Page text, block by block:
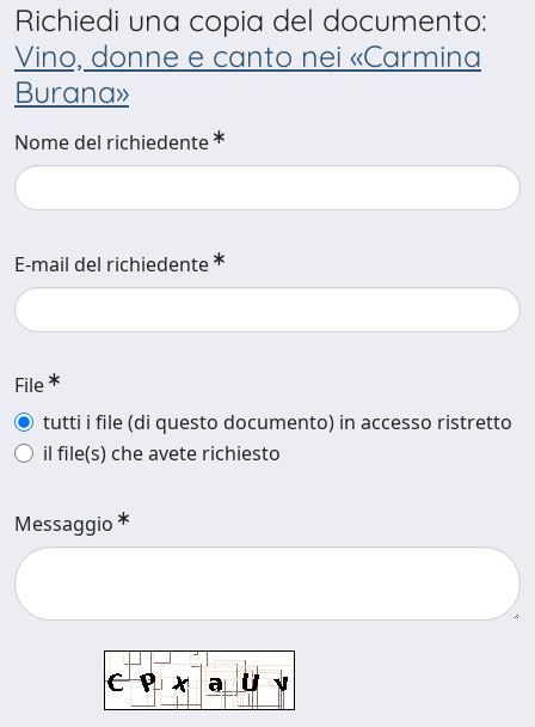
Richiedi una copia del documento:
Vino, donne e canto nei «Carmina
Burana»
Nome del richiedente
E-mail del richiedente
File
tutti i file (di questo documento) in accesso ristretto
il file(s) che avete richiesto
Messaggio